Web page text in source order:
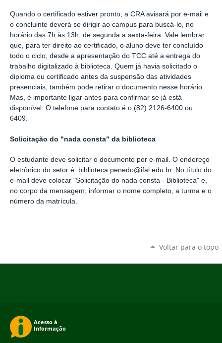
Quando o certificado estiver pronto, a CRA avisará por e-mail e
o concluinte deverá se dirigir ao campus para buscá-lo, no
horário das 7h às 13h, de segunda a sexta-feira. Vale lembrar
que, para ter direito ao certificado, o aluno deve ter concluído
todo o ciclo, desde a apresentação do TCC até a entrega do
trabalho digitalizado à biblioteca. Quem já havia solicitado o
diploma ou certificado antes da suspensão das atividades
presenciais, também pode retirar o documento nesse horário.
Mas, é importante ligar antes para confirmar se já está
disponível. O telefone para contato é o (82) 2126-6400 ou
6409.
Solicitação do "nada consta" da biblioteca
O estudante deve solicitar o documento por e-mail. O endereço
eletrônico do setor é: biblioteca.penedo@ifal.edu.br. No título do
e-mail deve colocar "Solicitação do nada consta - Biblioteca" e,
no corpo da mensagem, informar o nome completo, a turma e o
número da matrícula.
Voltar para o topo